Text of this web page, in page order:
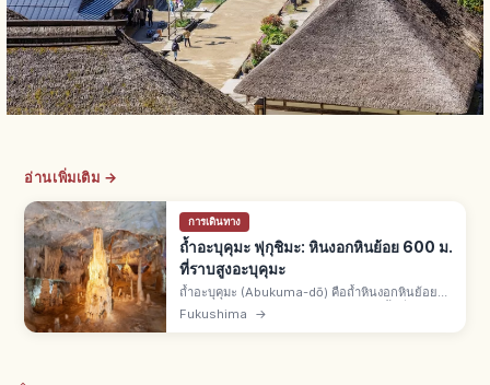
อ่านเพิ่มเติม →
การเดินทาง
ถ้ำอะบุคุมะ ฟุกุชิมะ: หินงอกหินย้อย 600 ม.
ที่ราบสูงอะบุคุมะ
ถ้ำอะบุคุมะ (Abukuma-dō) คือถ้ำหินงอกหินย้อย
เขตทากิเนะ ทามุระ จ.ฟุกุชิมะ ก่อตัวบนพื้นที่คาร์สต์
Fukushima →